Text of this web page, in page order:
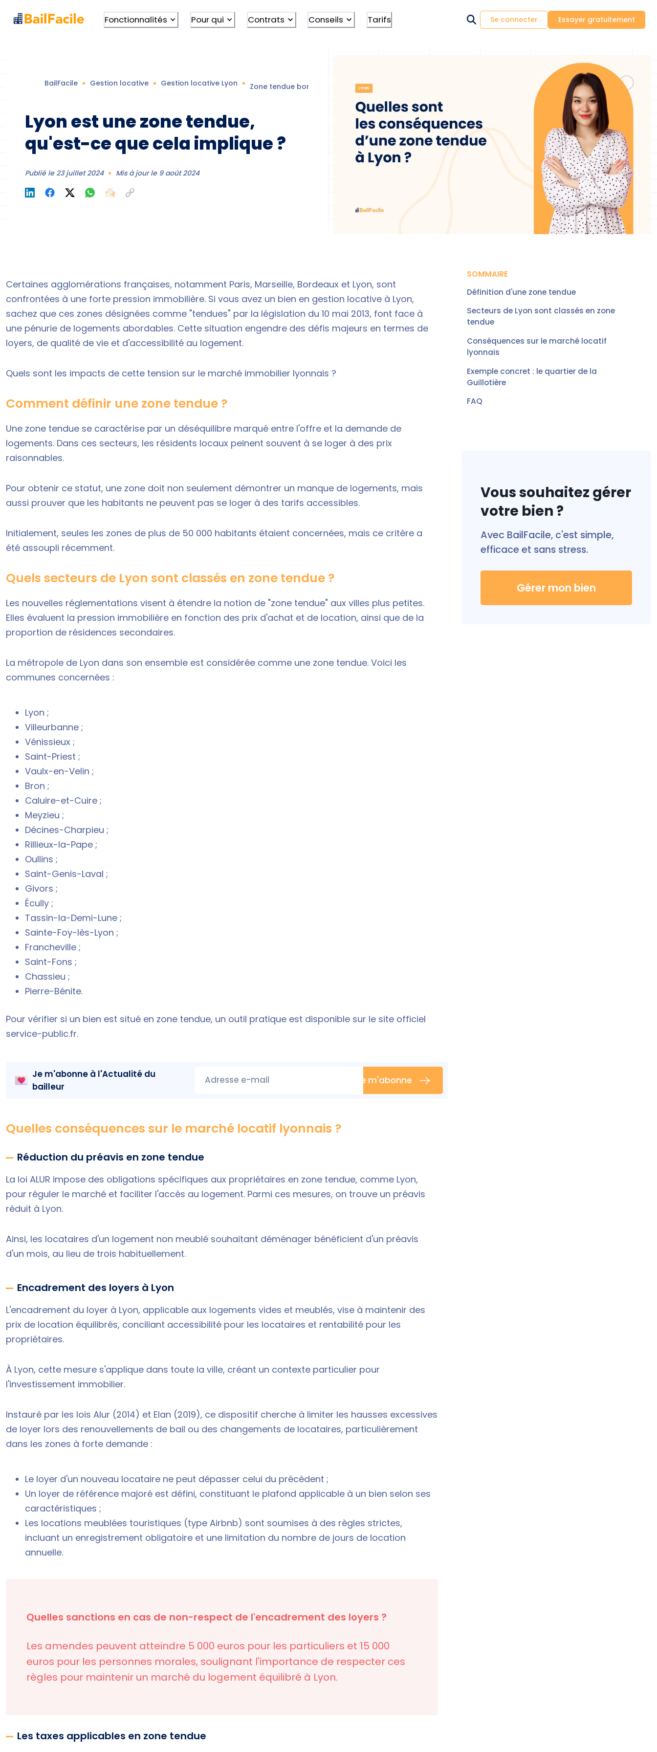
Fonctionnalités Pour qui Contrats Conseils Tarifs Se connecter Essayer gratuitement
BailFacile Gestion locative Gestion locative Lyon Zone tendue bordeaux
Lyon est une zone tendue,
qu'est-ce que cela implique ?
Publié le 23 juillet 2024 Mis à jour le 9 août 2024
Certaines agglomérations françaises, notamment Paris, Marseille, Bordeaux et Lyon, sont
confrontées à une forte pression immobilière. Si vous avez un bien en gestion locative à Lyon,
sachez que ces zones désignées comme "tendues" par la législation du 10 mai 2013, font face à
une pénurie de logements abordables. Cette situation engendre des défis majeurs en termes de
loyers, de qualité de vie et d'accessibilité au logement.
Quels sont les impacts de cette tension sur le marché immobilier lyonnais ?
Comment définir une zone tendue ?
Une zone tendue se caractérise par un déséquilibre marqué entre l'offre et la demande de
logements. Dans ces secteurs, les résidents locaux peinent souvent à se loger à des prix
raisonnables.
Pour obtenir ce statut, une zone doit non seulement démontrer un manque de logements, mais
aussi prouver que les habitants ne peuvent pas se loger à des tarifs accessibles.
Initialement, seules les zones de plus de 50 000 habitants étaient concernées, mais ce critère a
été assoupli récemment.
Quels secteurs de Lyon sont classés en zone tendue ?
Les nouvelles réglementations visent à étendre la notion de "zone tendue" aux villes plus petites.
Elles évaluent la pression immobilière en fonction des prix d'achat et de location, ainsi que de la
proportion de résidences secondaires.
La métropole de Lyon dans son ensemble est considérée comme une zone tendue. Voici les
communes concernées :
Lyon ;
Villeurbanne ;
Vénissieux ;
Saint-Priest ;
Vaulx-en-Velin ;
Bron ;
Caluire-et-Cuire ;
Meyzieu ;
Décines-Charpieu ;
Rillieux-la-Pape ;
Oullins ;
Saint-Genis-Laval ;
Givors ;
Écully ;
Tassin-la-Demi-Lune ;
Sainte-Foy-lès-Lyon ;
Francheville ;
Saint-Fons ;
Chassieu ;
Pierre-Bénite.
Pour vérifier si un bien est situé en zone tendue, un outil pratique est disponible sur le site officiel
service-public.fr.
Je m'abonne à l'Actualité du
bailleur
Adresse e-mail Je m'abonne
Quelles conséquences sur le marché locatif lyonnais ?
Réduction du préavis en zone tendue
La loi ALUR impose des obligations spécifiques aux propriétaires en zone tendue, comme Lyon,
pour réguler le marché et faciliter l'accès au logement. Parmi ces mesures, on trouve un préavis
réduit à Lyon.
Ainsi, les locataires d'un logement non meublé souhaitant déménager bénéficient d'un préavis
d'un mois, au lieu de trois habituellement.
Encadrement des loyers à Lyon
L'encadrement du loyer à Lyon, applicable aux logements vides et meublés, vise à maintenir des
prix de location équilibrés, conciliant accessibilité pour les locataires et rentabilité pour les
propriétaires.
À Lyon, cette mesure s'applique dans toute la ville, créant un contexte particulier pour
l'investissement immobilier.
Instauré par les lois Alur (2014) et Elan (2019), ce dispositif cherche à limiter les hausses excessives
de loyer lors des renouvellements de bail ou des changements de locataires, particulièrement
dans les zones à forte demande :
Le loyer d'un nouveau locataire ne peut dépasser celui du précédent ;
Un loyer de référence majoré est défini, constituant le plafond applicable à un bien selon ses
caractéristiques ;
Les locations meublées touristiques (type Airbnb) sont soumises à des règles strictes,
incluant un enregistrement obligatoire et une limitation du nombre de jours de location
annuelle.
Quelles sanctions en cas de non-respect de l'encadrement des loyers ?
Les amendes peuvent atteindre 5 000 euros pour les particuliers et 15 000
euros pour les personnes morales, soulignant l'importance de respecter ces
règles pour maintenir un marché du logement équilibré à Lyon.
Les taxes applicables en zone tendue
SOMMAIRE
Définition d'une zone tendue
Secteurs de Lyon sont classés en zone
tendue
Conséquences sur le marché locatif
lyonnais
Exemple concret : le quartier de la
Guillotière
FAQ
Vous souhaitez gérer
votre bien ?
Avec BailFacile, c'est simple,
efficace et sans stress.
Gérer mon bien